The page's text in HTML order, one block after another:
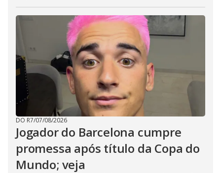
DO R7/07/08/2026
Jogador do Barcelona cumpre
promessa após título da Copa do
Mundo; veja